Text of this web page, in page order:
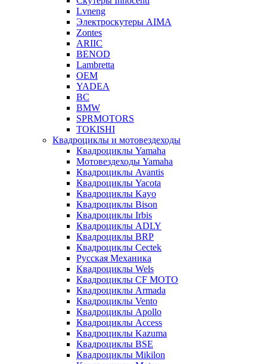
Lvneng
Электроскутеры AIMA
Zontes
ARIIC
BENOD
Lambretta
OEM
YADEA
BC
BMW
SPRMOTORS
TOKISHI
Квадроциклы и мотовездеходы
Квадроциклы Yamaha
Мотовездеходы Yamaha
Квадроциклы Avantis
Квадроциклы Yacota
Квадроциклы Kayo
Квадроциклы Bison
Квадроциклы Irbis
Квадроциклы ADLY
Квадроциклы BRP
Квадроциклы Cectek
Русская Механика
Квадроциклы Wels
Квадроциклы CF MOTO
Квадроциклы Armada
Квадроциклы Vento
Квадроциклы Apollo
Квадроциклы Access
Квадроциклы Kazuma
Квадроциклы BSE
Квадроциклы Mikilon